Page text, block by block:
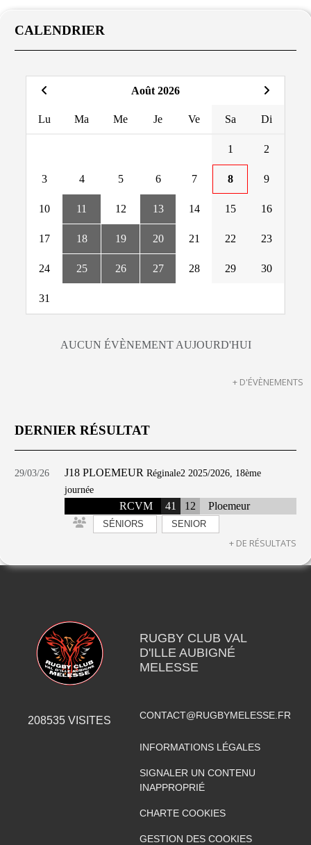
CALENDRIER
Août 2026
Lu Ma Me Je Ve Sa Di
1 2
3 4 5 6 7 8 9
10 11 12 13 14 15 16
17 18 19 20 21 22 23
24 25 26 27 28 29 30
31
AUCUN ÉVÈNEMENT AUJOURD'HUI
+ D'ÉVÈNEMENTS
DERNIER RÉSULTAT
29/03/26 J18 PLOEMEUR Réginale2 2025/2026, 18ème
journée
RCVM 41 12 Ploemeur
SÉNIORS SENIOR
+ DE RÉSULTATS
208535 VISITES
RUGBY CLUB VAL
D'ILLE AUBIGNÉ
MELESSE
CONTACT@RUGBYMELESSE.FR
INFORMATIONS LÉGALES
SIGNALER UN CONTENU
INAPPROPRIÉ
CHARTE COOKIES
GESTION DES COOKIES